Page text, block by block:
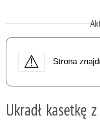
Strona
Ukradł kasetkę